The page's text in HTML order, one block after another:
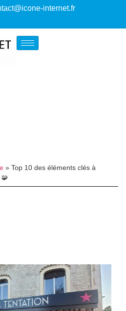
internet.fr
» Top 10 des éléments clés à